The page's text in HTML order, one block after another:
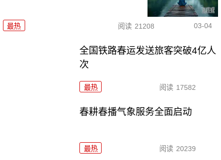
最热 阅读 21208 03-04
全国铁路春运发送旅客突破4亿人
次
最热 阅读 17582
春耕春播气象服务全面启动
最热 阅读 20239